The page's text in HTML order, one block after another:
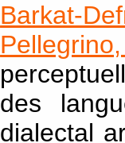
Barkat-
des
dialectal